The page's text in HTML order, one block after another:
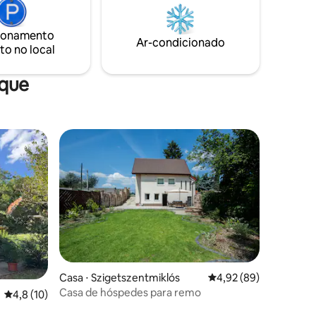
de
harmonia com a natureza, mas que seja
utilizável e adequado para o lazer.
Imposto de turismo local a ser pago 400
HUF/pessoa por noite.
no local
Ar-condicionado
4,8 de uma avaliação média de 5, 10 avaliações
4,8 (10)
Casa ⋅ Szigetszentmiklós 4,92 de uma
4,92 (89)
Casa de hóspedes para remo